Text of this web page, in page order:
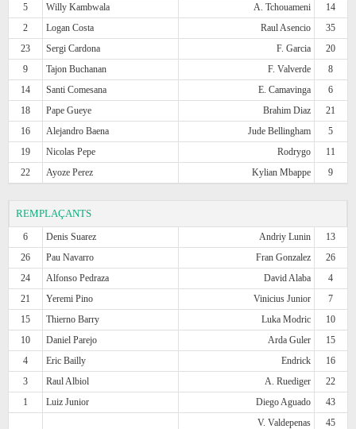
5
Willy Kambwala A. Tchouameni
14
2
Logan Costa Raul Asencio
35
23
Sergi Cardona F. Garcia
20
9
Tajon Buchanan F. Valverde
8
14
Santi Comesana E. Camavinga
6
18
Pape Gueye Brahim Diaz
21
16
Alejandro Baena Jude Bellingham
5
19
Nicolas Pepe Rodrygo
11
22
Ayoze Perez Kylian Mbappe 9
REMPLAÇANTS
6 Denis Suarez Andriy Lunin
13
26
Pau Navarro Fran Gonzalez
26
24
Alfonso Pedraza David Alaba
4
21
Yeremi Pino Vinicius Junior
7
15
Thierno Barry Luka Modric
10
10
Daniel Parejo Arda Guler
15
4
Eric Bailly Endrick
16
3
Raul Albiol A. Ruediger
22
1
Luiz Junior Diego Aguado
43
V. Valdepenas
45